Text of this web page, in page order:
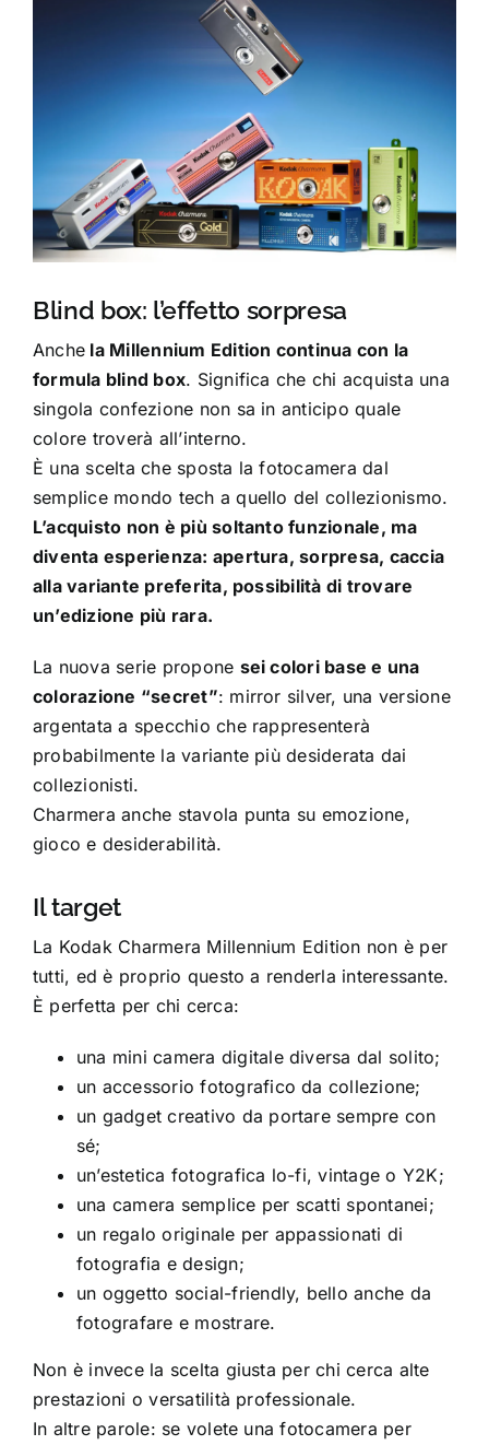
Blind box: l’effetto sorpresa
Anche la Millennium Edition continua con la
formula blind box. Significa che chi acquista una
singola confezione non sa in anticipo quale
colore troverà all’interno.
È una scelta che sposta la fotocamera dal
semplice mondo tech a quello del collezionismo.
L’acquisto non è più soltanto funzionale, ma
diventa esperienza: apertura, sorpresa, caccia
alla variante preferita, possibilità di trovare
un’edizione più rara.
La nuova serie propone sei colori base e una
colorazione “secret”: mirror silver, una versione
argentata a specchio che rappresenterà
probabilmente la variante più desiderata dai
collezionisti.
Charmera anche stavola punta su emozione,
gioco e desiderabilità.
Il target
La Kodak Charmera Millennium Edition non è per
tutti, ed è proprio questo a renderla interessante.
È perfetta per chi cerca:
una mini camera digitale diversa dal solito;
un accessorio fotografico da collezione;
un gadget creativo da portare sempre con
sé;
un’estetica fotografica lo-fi, vintage o Y2K;
una camera semplice per scatti spontanei;
un regalo originale per appassionati di
fotografia e design;
un oggetto social-friendly, bello anche da
fotografare e mostrare.
Non è invece la scelta giusta per chi cerca alte
prestazioni o versatilità professionale.
In altre parole: se volete una fotocamera per